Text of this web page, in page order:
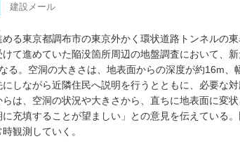
建設メール
る東京都調布市の東京外かく環状道路トンネルの
て進めていた陥没箇所周辺の地盤調査において、
る。空洞の大きさは、地表面からの深度が約16m
しながら近隣住民へ説明を行うとともに、必要な対
は、空洞の状況や大きさから、直ちに地表面に変
充填することが望ましい」との意見を伝えている
観測していく。